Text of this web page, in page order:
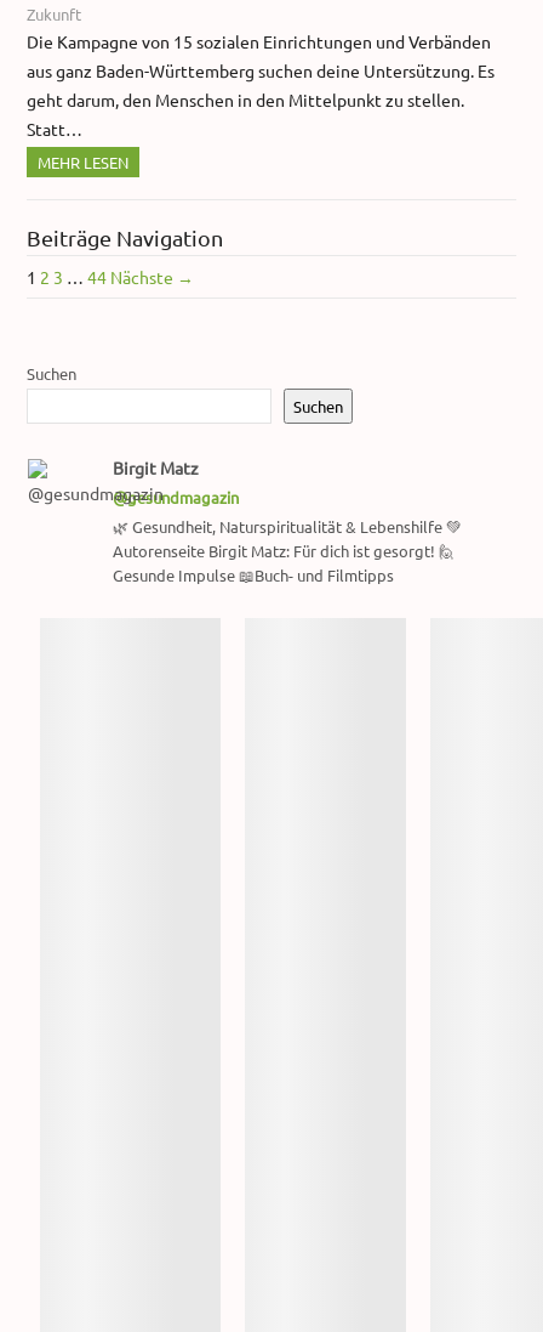
Zukunft
Die Kampagne von 15 sozialen Einrichtungen und Verbänden
aus ganz Baden-Württemberg suchen deine Untersützung. Es
geht darum, den Menschen in den Mittelpunkt zu stellen.
Statt…
MEHR LESEN
Beiträge Navigation
1 2 3 … 44 Nächste →
Suchen
Suchen
Birgit Matz
@gesundmagazin
🌿 Gesundheit, Naturspiritualität & Lebenshilfe 💚
Autorenseite Birgit Matz: Für dich ist gesorgt! 🙋
Gesunde Impulse 📖Buch- und Filmtipps